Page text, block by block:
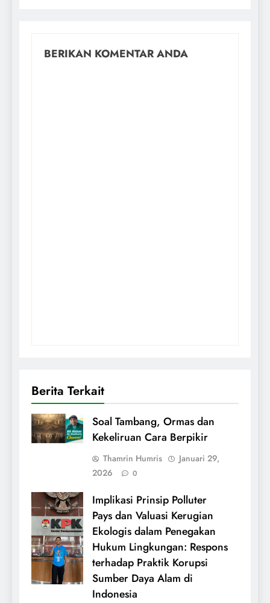
BERIKAN KOMENTAR ANDA
Berita Terkait
Soal Tambang, Ormas dan
Kekeliruan Cara Berpikir
Thamrin Humris
Januari 29,
2026
0
Implikasi Prinsip Polluter
Pays dan Valuasi Kerugian
Ekologis dalam Penegakan
Hukum Lingkungan: Respons
terhadap Praktik Korupsi
Sumber Daya Alam di
Indonesia